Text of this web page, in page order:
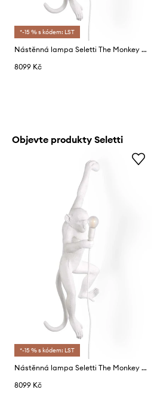
*-15 % s kódem: LST
Nástěnná lampa Seletti The Monkey Lamp Hanging
8099 Kč
Objevte produkty Seletti
*-15 % s kódem: LST
Nástěnná lampa Seletti The Monkey Lamp Hanging
8099 Kč